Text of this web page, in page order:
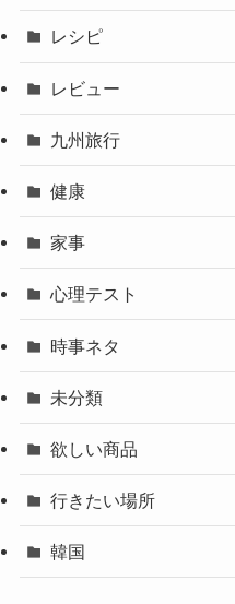
レシピ
レビュー
九州旅行
健康
家事
心理テスト
時事ネタ
未分類
欲しい商品
行きたい場所
韓国